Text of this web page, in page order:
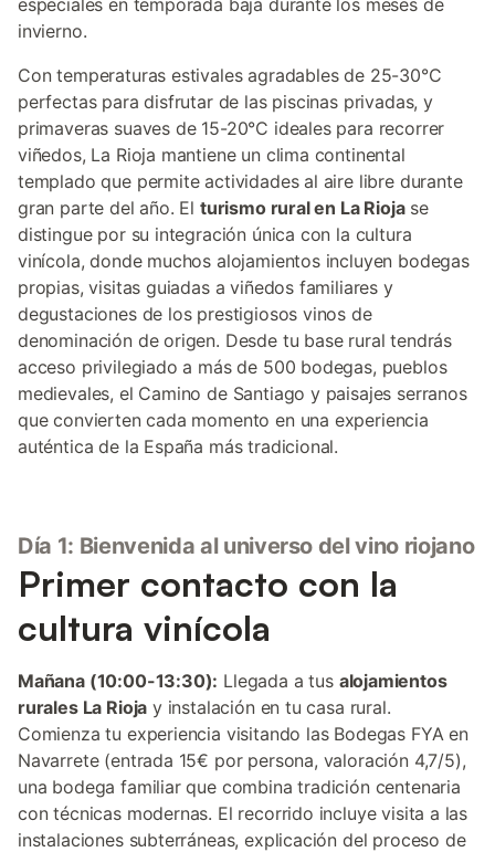
especiales en temporada baja durante los meses de
invierno.
Con temperaturas estivales agradables de 25-30°C
perfectas para disfrutar de las piscinas privadas, y
primaveras suaves de 15-20°C ideales para recorrer
viñedos, La Rioja mantiene un clima continental
templado que permite actividades al aire libre durante
gran parte del año. El turismo rural en La Riojase
distingue por su integración única con la cultura
vinícola, donde muchos alojamientos incluyen bodegas
propias, visitas guiadas a viñedos familiares y
degustaciones de los prestigiosos vinos de
denominación de origen. Desde tu base rural tendrás
acceso privilegiado a más de 500 bodegas, pueblos
medievales, el Camino de Santiago y paisajes serranos
que convierten cada momento en una experiencia
auténtica de la España más tradicional.
Día 1: Bienvenida al universo del vino riojano
Primer contacto con la
cultura vinícola
Mañana (10:00-13:30): Llegada a tus alojamientos
rurales La Rioja y instalación en tu casa rural.
Comienza tu experiencia visitando las Bodegas FYA en
Navarrete (entrada 15€ por persona, valoración 4,7/5),
una bodega familiar que combina tradición centenaria
con técnicas modernas. El recorrido incluye visita a las
instalaciones subterráneas, explicación del proceso de